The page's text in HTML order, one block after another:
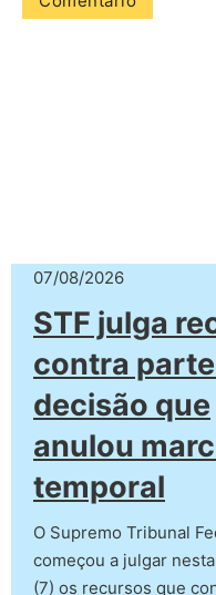
07/08/2026
STF julga
contra
decisão que
anulou
temporal
O Supremo Tribunal
começou a julgar
(7) os recursos que